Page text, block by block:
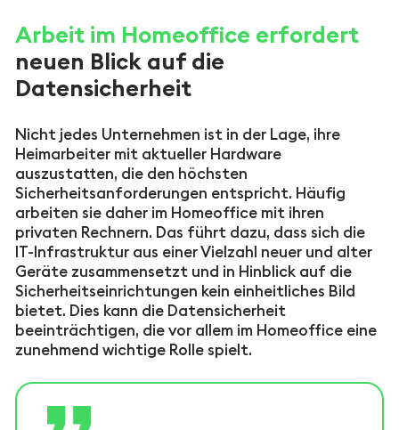
Arbeit im Homeoffice erfordert
neuen Blick auf die
Datensicherheit
Nicht jedes Unternehmen ist in der Lage, ihre
Heimarbeiter mit aktueller Hardware
auszustatten, die den höchsten
Sicherheitsanforderungen entspricht. Häufig
arbeiten sie daher im Homeoffice mit ihren
privaten Rechnern. Das führt dazu, dass sich die
IT-Infrastruktur aus einer Vielzahl neuer und alter
Geräte zusammensetzt und in Hinblick auf die
Sicherheitseinrichtungen kein einheitliches Bild
bietet. Dies kann die Datensicherheit
beeinträchtigen, die vor allem im Homeoffice eine
zunehmend wichtige Rolle spielt.